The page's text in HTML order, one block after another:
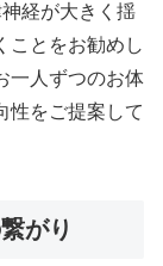
経が大きく揺
ことをお勧めし
一人ずつのお体
性をご提案して
がり